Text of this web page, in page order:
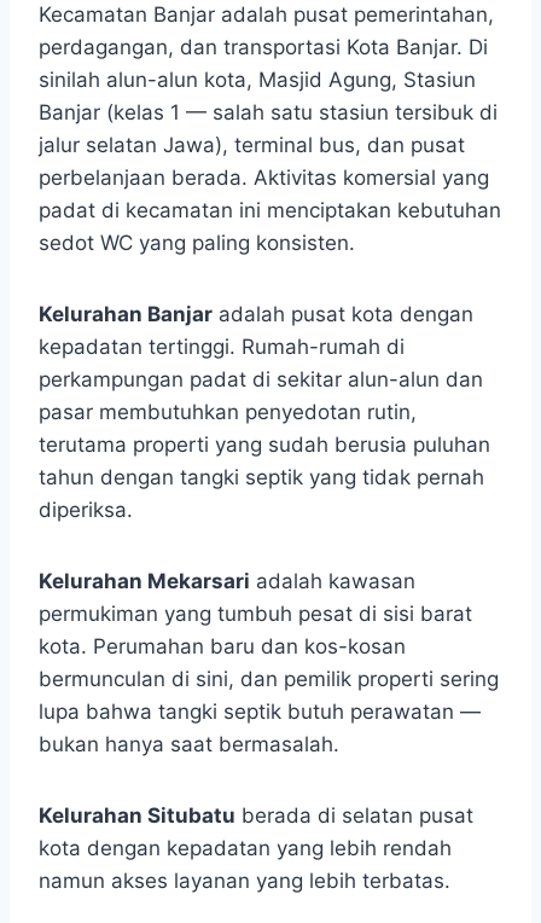
Kecamatan Banjar adalah pusat pemerintahan,
perdagangan, dan transportasi Kota Banjar. Di
sinilah alun-alun kota, Masjid Agung, Stasiun
Banjar (kelas 1 — salah satu stasiun tersibuk di
jalur selatan Jawa), terminal bus, dan pusat
perbelanjaan berada. Aktivitas komersial yang
padat di kecamatan ini menciptakan kebutuhan
sedot WC yang paling konsisten.
Kelurahan Banjar adalah pusat kota dengan
kepadatan tertinggi. Rumah-rumah di
perkampungan padat di sekitar alun-alun dan
pasar membutuhkan penyedotan rutin,
terutama properti yang sudah berusia puluhan
tahun dengan tangki septik yang tidak pernah
diperiksa.
Kelurahan Mekarsari adalah kawasan
permukiman yang tumbuh pesat di sisi barat
kota. Perumahan baru dan kos-kosan
bermunculan di sini, dan pemilik properti sering
lupa bahwa tangki septik butuh perawatan —
bukan hanya saat bermasalah.
Kelurahan Situbatu berada di selatan pusat
kota dengan kepadatan yang lebih rendah
namun akses layanan yang lebih terbatas.